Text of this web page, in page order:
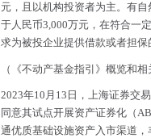
元，且以机构投资者为主。有
于人民币3,000万元，在符合一
求为被投企业提供借款或者担
（《不动产基金指引》概览和
2023年10月13日，上海证券交
同意其试点开展资产证券化（
通优质基础设施资产入市渠道